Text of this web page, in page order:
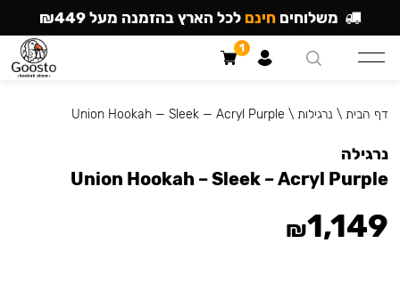
דף הבית \ נרגילות \
Union Hookah — Sleek — Acryl Purple
נרגילה
Union Hookah – Sleek – Acryl Purple
₪1,149
משלוחים חינם לכל הארץ בהזמנה מעל ₪449
1